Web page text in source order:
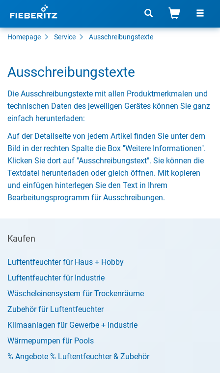
Homepage Service Ausschreibungstexte
Ausschreibungstexte
Die Ausschreibungstexte mit allen Produktmerkmalen und
technischen Daten des jeweiligen Gerätes können Sie ganz
einfach herunterladen:
Auf der Detailseite von jedem Artikel finden Sie unter dem
Bild in der rechten Spalte die Box "Weitere Informationen".
Klicken Sie dort auf "Ausschreibungstext". Sie können die
Textdatei herunterladen oder gleich öffnen. Mit kopieren
und einfügen hinterlegen Sie den Text in Ihrem
Bearbeitungsprogramm für Ausschreibungen.
Kaufen
Luftentfeuchter für Haus + Hobby
Luftentfeuchter für Industrie
Wäscheleinensystem für Trockenräume
Zubehör für Luftentfeuchter
Klimaanlagen für Gewerbe + Industrie
Wärmepumpen für Pools
% Angebote % Luftentfeuchter & Zubehör